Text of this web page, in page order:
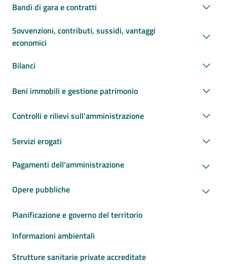
Bandi di gara e contratti
Sovvenzioni, contributi, sussidi, vantaggi
economici
Bilanci
Beni immobili e gestione patrimonio
Controlli e rilievi sull'amministrazione
Servizi erogati
Pagamenti dell'amministrazione
Opere pubbliche
Pianificazione e governo del territorio
Informazioni ambientali
Strutture sanitarie private accreditate